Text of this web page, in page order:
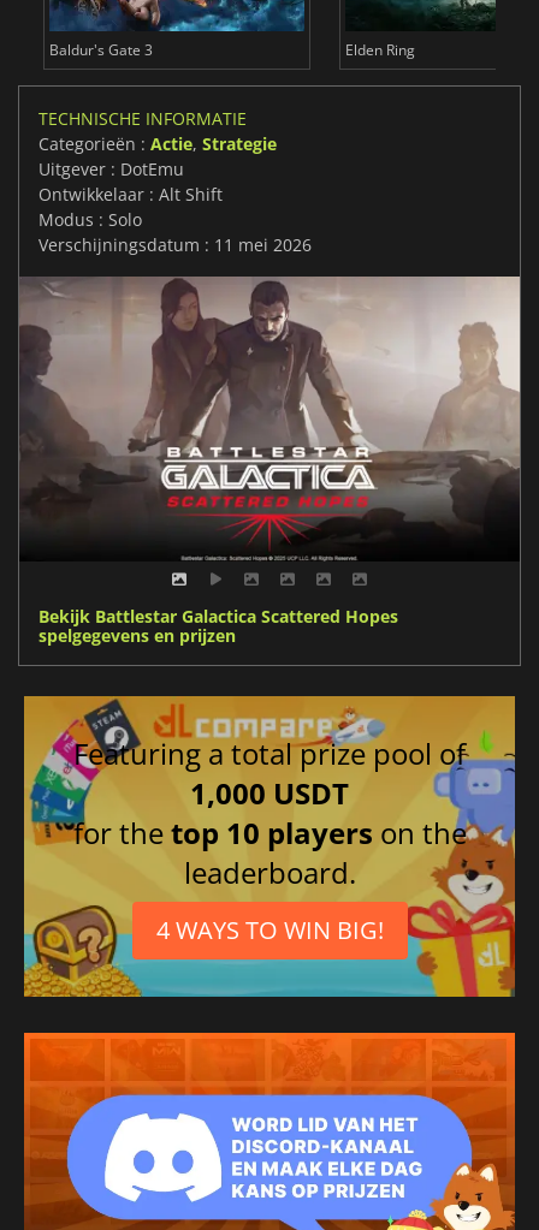
Baldur's Gate 3 Elden Ring
TECHNISCHE INFORMATIE
Categorieën : Actie, Strategie
Uitgever : DotEmu
Ontwikkelaar : Alt Shift
Modus : Solo
Verschijningsdatum : 11 mei 2026
Bekijk Battlestar Galactica Scattered Hopes
spelgegevens en prijzen
Featuring a total prize pool of
1,000 USDT
for thetop 10 players on the
leaderboard.
4 WAYS TO WIN BIG!